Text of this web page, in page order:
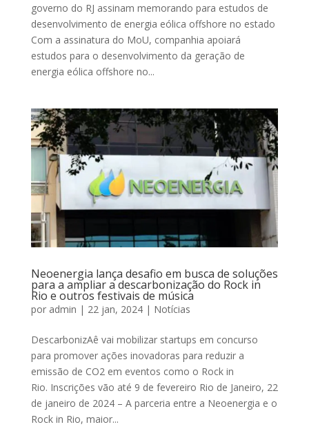
governo do RJ assinam memorando para estudos de
desenvolvimento de energia eólica offshore no estado
Com a assinatura do MoU, companhia apoiará
estudos para o desenvolvimento da geração de
energia eólica offshore no...
Neoenergia lança desafio em busca de soluções
para a ampliar a descarbonização do Rock in
Rio e outros festivais de música
por admin | 22 jan, 2024| Notícias
DescarbonizAê vai mobilizar startups em concurso
para promover ações inovadoras para reduzir a
emissão de CO2 em eventos como o Rock in
Rio. Inscrições vão até 9 de fevereiro Rio de Janeiro, 22
de janeiro de 2024 – A parceria entre a Neoenergia e o
Rock in Rio, maior...